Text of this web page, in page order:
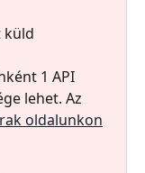
küld
1 API
lehet. Az
oldalunkon